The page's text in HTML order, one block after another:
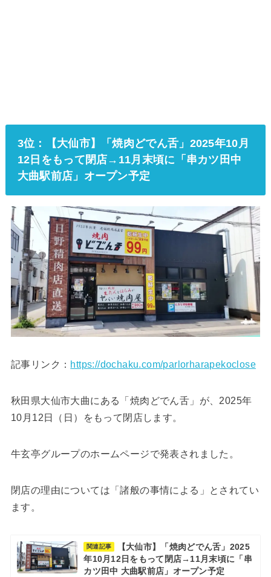
3位：【大仙市】「焼肉どでん舌」2025年10月
12日をもって閉店→11月末頃に「串カツ田中
大曲駅前店」オープン予定
記事リンク： https://dochaku.com/parlorharapekoclose
秋田県大仙市大曲にある「焼肉どでん舌」が、2025年
10月12日（日）をもって閉店します。
牛玄亭グループのホームページで発表されました。
閉店の理由については「諸般の事情による」とされてい
ます。
関連記事
【大仙市】「焼肉どでん舌」2025
年10月12日をもって閉店→11月末頃に「串
カツ田中 大曲駅前店」オープン予定